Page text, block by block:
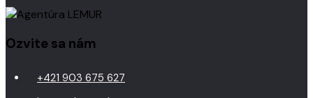
Ozvite sa nám
+421 903 675 627